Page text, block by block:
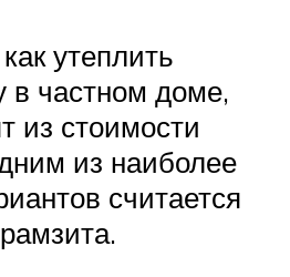
утеплить
в частном доме,
из стоимости
из наиболее
считается